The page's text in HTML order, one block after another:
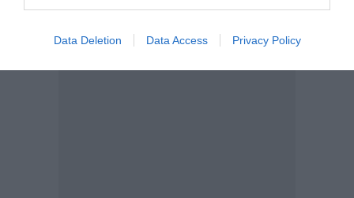
Data Deletion Data Access Privacy Policy